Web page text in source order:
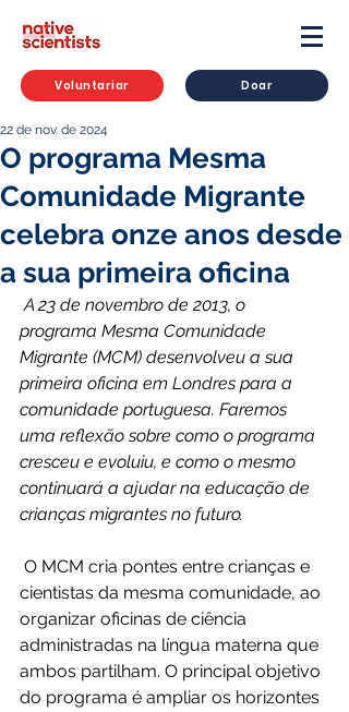
Voluntariar Doar
O programa Mesma
Comunidade Migrante
celebra onze anos desde
a sua primeira oficina
22 de nov. de 2024
A 23 de novembro de 2013, o
programa Mesma Comunidade
Migrante (MCM) desenvolveu a sua
primeira oficina em Londres para a
comunidade portuguesa. Faremos
uma reflexão sobre como o programa
cresceu e evoluiu, e como o mesmo
continuará a ajudar na educação de
crianças migrantes no futuro.
O MCM cria pontes entre crianças e
cientistas da mesma comunidade, ao
organizar oficinas de ciência
administradas na língua materna que
ambos partilham. O principal objetivo
do programa é ampliar os horizontes